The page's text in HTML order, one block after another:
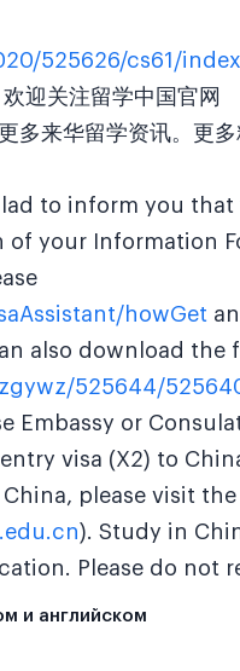
525626/cs61/
迎关注留学中国官网
来华留学资讯。更多
to inform you that
your Information
howGet
also download the
525644/
Embassy or
visa (X2) to
please visit
). Study in
Please do not
и английском